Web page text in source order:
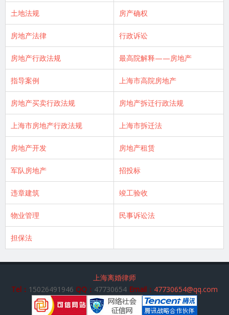
土地法规 房产确权
房地产法律 行政诉讼
房地产行政法规 最高院解释——房地产
指导案例 上海市高院房地产
房地产买卖行政法规 房地产拆迁行政法规
上海市房地产行政法规 上海市拆迁法
房地产开发 房地产租赁
军队房地产 招投标
违章建筑 竣工验收
物业管理 民事诉讼法
担保法
上海离婚律师
Tel： 15026491946 QQ： 47730654 Email： 47730654@qq.com